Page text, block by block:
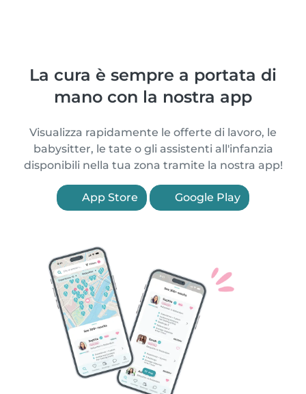
La cura è sempre a portata di
mano con la nostra app
Visualizza rapidamente le offerte di lavoro, le
babysitter, le tate o gli assistenti all'infanzia
disponibili nella tua zona tramite la nostra app!
App Store Google Play